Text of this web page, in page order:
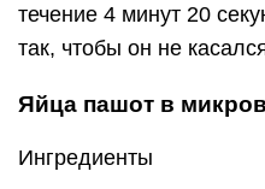
течение 4 минут 20
так, чтобы он не
Яйца пашот в
Ингредиенты